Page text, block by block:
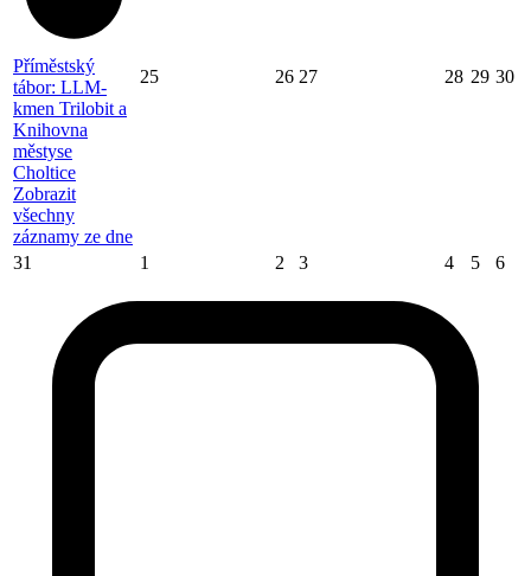
Příměstský
tábor: LLM-
kmen Trilobit a
Knihovna
městyse
Choltice
Zobrazit
všechny
záznamy ze dne
25 26 27 28 29 30
31 1 2 3 4 5 6